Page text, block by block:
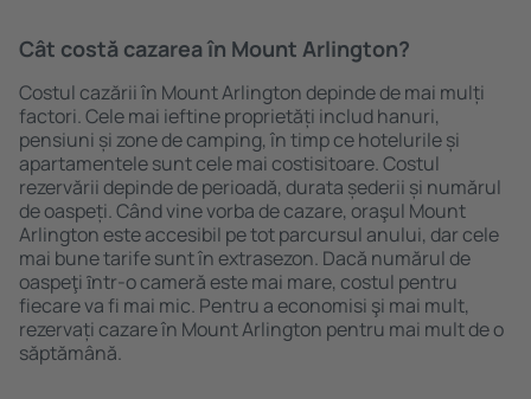
Cât costă cazarea în Mount Arlington?
Costul cazării în Mount Arlington depinde de mai mulți
factori. Cele mai ieftine proprietăți includ hanuri,
pensiuni și zone de camping, în timp ce hotelurile și
apartamentele sunt cele mai costisitoare. Costul
rezervării depinde de perioadă, durata șederii și numărul
de oaspeți. Când vine vorba de cazare, oraşul Mount
Arlington este accesibil pe tot parcursul anului, dar cele
mai bune tarife sunt în extrasezon. Dacă numărul de
oaspeţi ȋntr-o cameră este mai mare, costul pentru
fiecare va fi mai mic. Pentru a economisi şi mai mult,
rezervați cazare în Mount Arlington pentru mai mult de o
săptămână.